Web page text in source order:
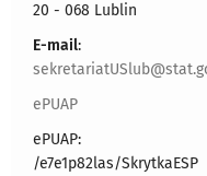
20 - 068 Lublin
E-mail:
ePUAP
ePUAP:
/e7e1p82las/SkrytkaESP